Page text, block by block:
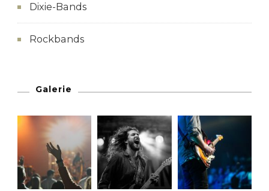
Dixie-Bands
Rockbands
Galerie